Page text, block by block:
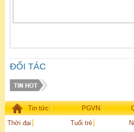
ĐỐI TÁC
Tin tức PGVN
Thời đại
Tuổi trẻ